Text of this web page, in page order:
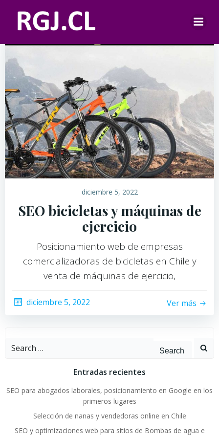
diciembre 5, 2022
SEO bicicletas y máquinas de
ejercicio
Posicionamiento web de empresas
comercializadoras de bicicletas en Chile y
venta de máquinas de ejercicio,
diciembre 5, 2022 Ver más
Search
Entradas recientes
SEO para abogados laborales, posicionamiento en Google en los
primeros lugares
Selección de nanas y vendedoras online en Chile
SEO y optimizaciones web para sitios de Bombas de agua e